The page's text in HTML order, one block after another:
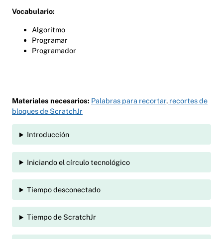
Vocabulario:
Algoritmo
Programar
Programador
Materiales necesarios: Palabras para recortar, recortes de
bloques de ScratchJr
Introducción
Iniciando el círculo tecnológico
Tiempo desconectado
Tiempo de ScratchJr